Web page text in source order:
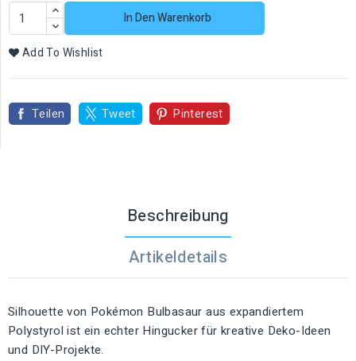
In Den Warenkorb
Add To Wishlist
Teilen Tweet Pinterest
Beschreibung
Artikeldetails
Silhouette von Pokémon Bulbasaur aus expandiertem
Polystyrol ist ein echter Hingucker für kreative Deko-Ideen
und DIY-Projekte.